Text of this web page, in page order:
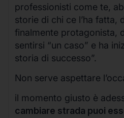
professionisti come te,
storie di chi ce l’ha fatta,
finalmente protagonista,
sentirsi “un caso” e ha
storia di successo”.
Non serve aspettare
il momento giusto è
cambiare strada puoi